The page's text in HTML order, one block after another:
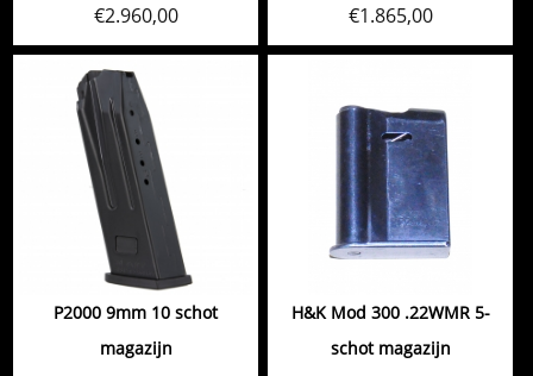
€2.960,00 €1.865,00
P2000 9mm 10 schot
magazijn
H&K Mod 300 .22WMR 5-
schot magazijn